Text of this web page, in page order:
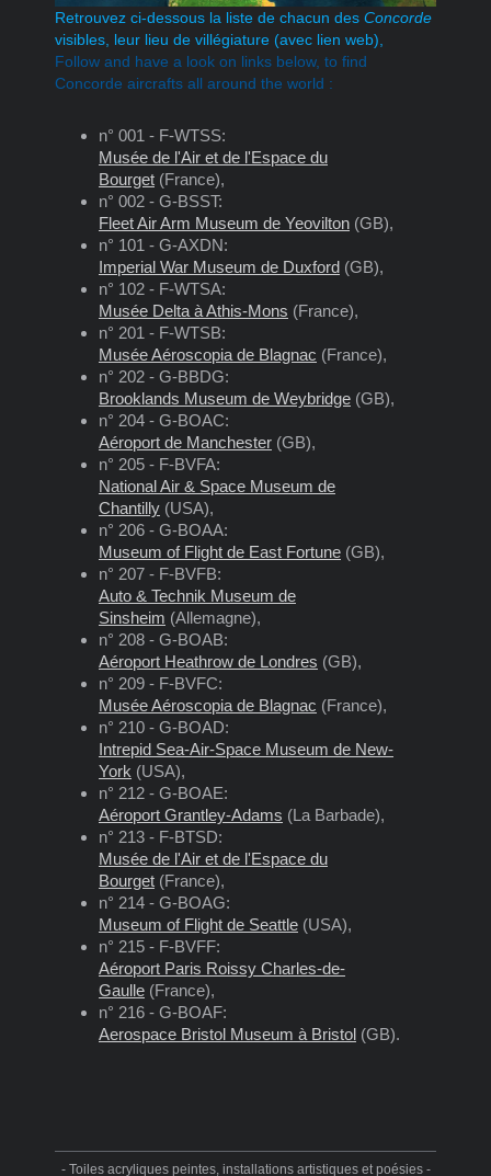
Retrouvez ci-dessous la liste de chacun des Concorde
visibles, leur lieu de villégiature (avec lien web),
Follow and have a look on links below, to find
Concorde aircrafts all around the world :
n° 001 - F-WTSS:
Musée de l'Air et de l'Espace du
Bourget (France),
n° 002 - G-BSST:
Fleet Air Arm Museum de Yeovilton (GB),
n° 101 - G-AXDN:
Imperial War Museum de Duxford (GB),
n° 102 - F-WTSA:
Musée Delta à Athis-Mons (France),
n° 201 - F-WTSB:
Musée Aéroscopia de Blagnac (France),
n° 202 - G-BBDG:
Brooklands Museum de Weybridge (GB),
n° 204 - G-BOAC:
Aéroport de Manchester (GB),
n° 205 - F-BVFA:
National Air & Space Museum de
Chantilly (USA),
n° 206 - G-BOAA:
Museum of Flight de East Fortune (GB),
n° 207 - F-BVFB:
Auto & Technik Museum de
Sinsheim (Allemagne),
n° 208 - G-BOAB:
Aéroport Heathrow de Londres (GB),
n° 209 - F-BVFC:
Musée Aéroscopia de Blagnac (France),
n° 210 - G-BOAD:
Intrepid Sea-Air-Space Museum de New-
York (USA),
n° 212 - G-BOAE:
Aéroport Grantley-Adams (La Barbade),
n° 213 - F-BTSD:
Musée de l'Air et de l'Espace du
Bourget (France),
n° 214 - G-BOAG:
Museum of Flight de Seattle (USA),
n° 215 - F-BVFF:
Aéroport Paris Roissy Charles-de-
Gaulle (France),
n° 216 - G-BOAF:
Aerospace Bristol Museum à Bristol (GB).
- Toiles acryliques peintes, installations artistiques et poésies -